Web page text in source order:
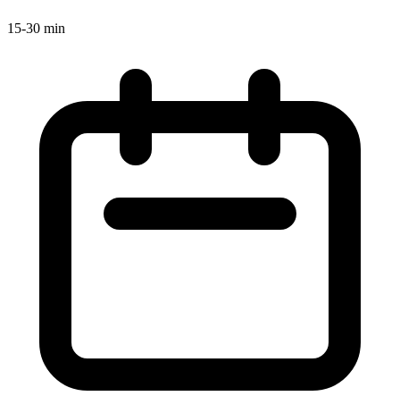
15-30 min